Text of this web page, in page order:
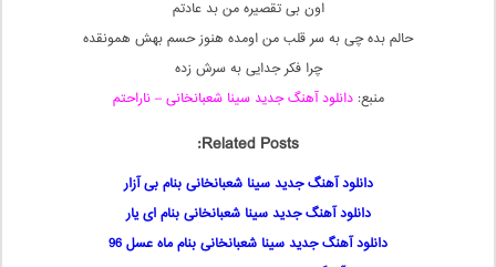
اون بی تقصیره من بد عادتم
حالم بده چی به سر قلب من اومده هنوز حسم بهش همونقده
چرا فکر جدایی به سرش زده
منبع:دانلود آهنگ جدید سینا شعبانخانی – ناراحتم
Related Posts:
دانلود آهنگ جدید سینا شعبانخانی بنام بی آزار
دانلود آهنگ جدید سینا شعبانخانی بنام ای یار
دانلود آهنگ جدید سینا شعبانخانی بنام ماه عسل 96